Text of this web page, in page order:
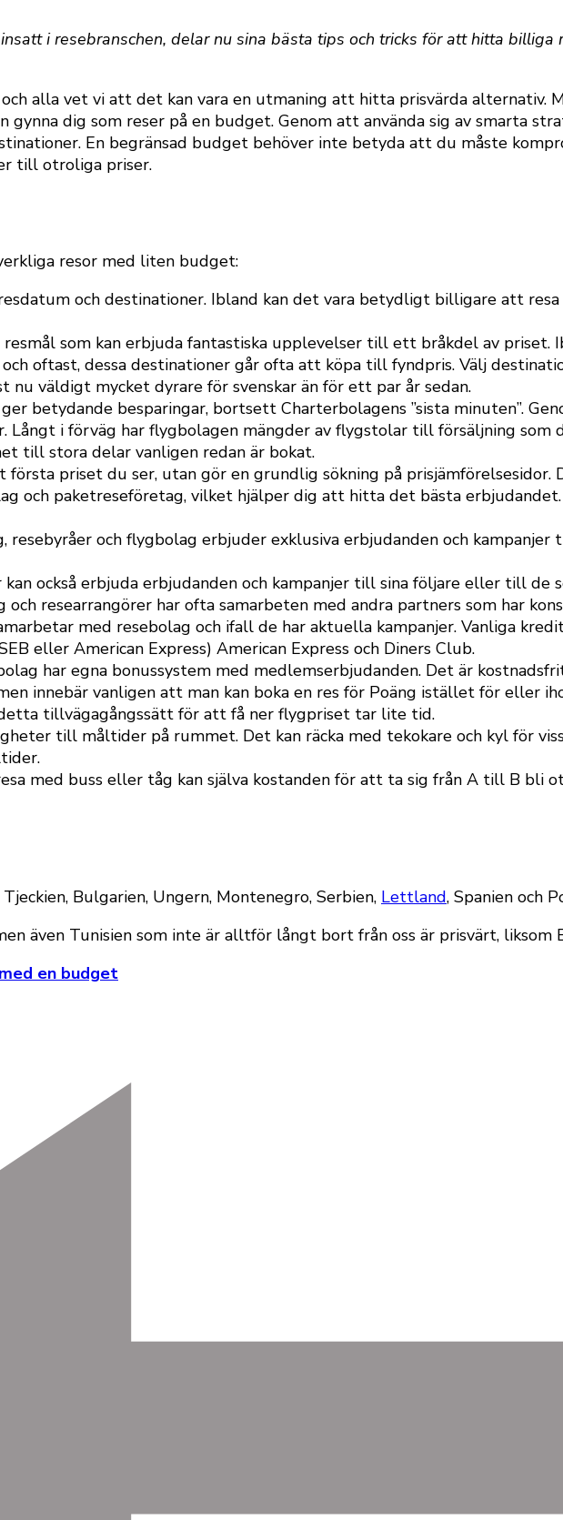
i resebranschen, delar nu sina bästa tips och tricks för att hitta billiga
alla vet vi att det kan vara en utmaning att hitta prisvärda alternativ.
gynna dig som reser på en budget. Genom att använda sig av smarta
En begränsad budget behöver inte betyda att du måste
till otroliga priser.
resor med liten budget:
och destinationer. Ibland kan det vara betydligt billigare att
resmål som kan erbjuda fantastiska upplevelser till ett bråkdel av priset.
oftast, dessa destinationer går ofta att köpa till fyndpris. Välj
nu väldigt mycket dyrare för svenskar än för ett par år sedan.
betydande besparingar, bortsett Charterbolagens ”sista minuten”.
Långt i förväg har flygbolagen mängder av flygstolar till försäljning som
till stora delar vanligen redan är bokat.
första priset du ser, utan gör en grundlig sökning på prisjämförelsesidor.
och paketreseföretag, vilket hjälper dig att hitta det bästa
resebyråer och flygbolag erbjuder exklusiva erbjudanden och
också erbjuda erbjudanden och kampanjer till sina följare eller till de
och researrangörer har ofta samarbeten med andra partners som har
med resebolag och ifall de har aktuella kampanjer. Vanliga
eller American Express) American Express och Diners Club.
har egna bonussystem med medlemserbjudanden. Det är
innebär vanligen att man kan boka en res för Poäng istället för eller
tillvägagångssätt för att få ner flygpriset tar lite tid.
till måltider på rummet. Det kan räcka med tekokare och kyl för
med buss eller tåg kan själva kostanden för att ta sig från A till B bli
Tjeckien, Bulgarien, Ungern, Montenegro, Serbien, Lettland, Spanien och
även Tunisien som inte är alltför långt bort från oss är prisvärt, liksom
en budget